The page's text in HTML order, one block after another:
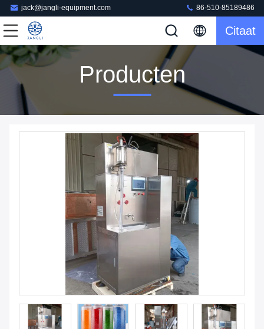
jack@jangli-equipment.com 86-510-85189486
Citaat
Producten